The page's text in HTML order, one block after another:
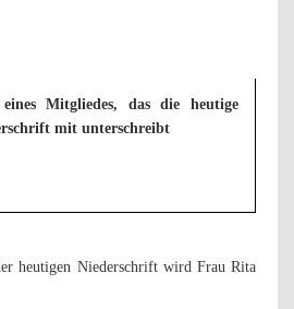
eines Mitgliedes, das die heutige
mit unterschreibt
heutigen Niederschrift wird Frau Rita